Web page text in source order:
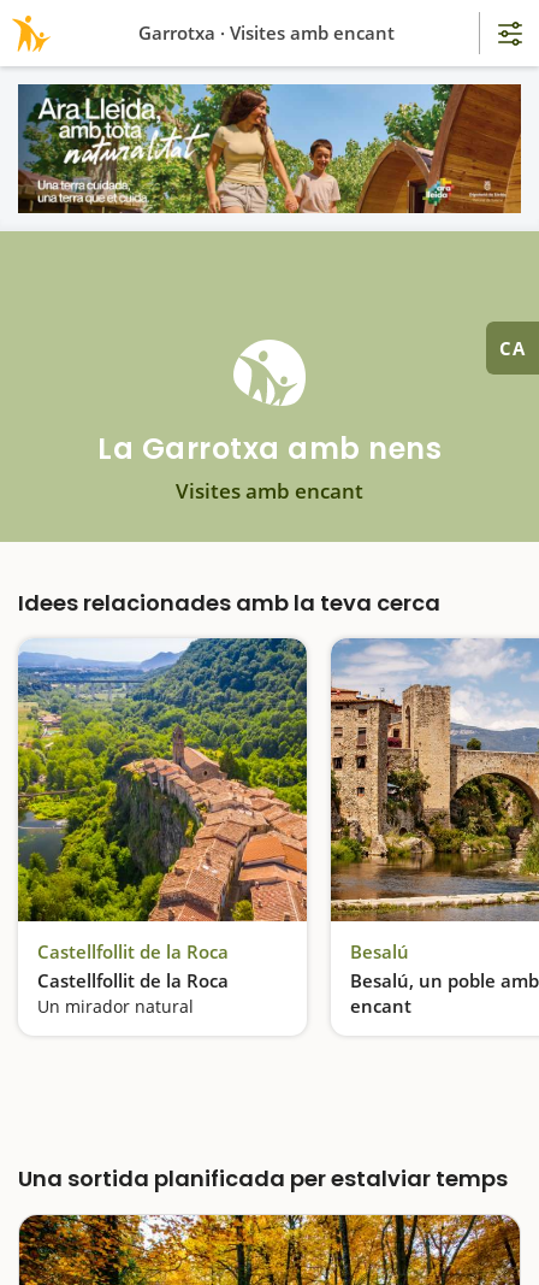
CA
La Garrotxa amb nens
Visites amb encant
Idees relacionades amb la teva cerca
Castellfollit de la Roca
Castellfollit de la Roca
Un mirador natural
Besalú
Besalú, un poble amb
encant
Aires medievals
Una sortida planificada per estalviar temps
Garrotxa · Visites amb encant